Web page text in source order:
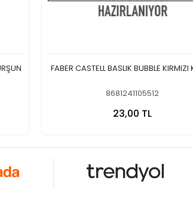
FABER CASTELL BASLIK BUBBLE KIRMIZI
8681241105512
23,00 TL